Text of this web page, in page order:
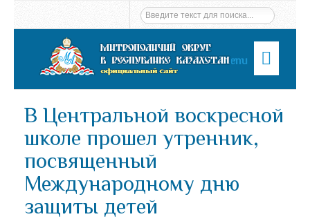
Menu
В Центральной воскресной
школе прошел утренник,
посвященный
Международному дню
защиты детей